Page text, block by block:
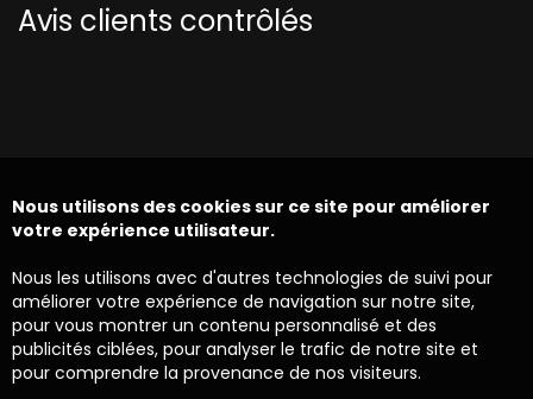
Avis clients contrôlés
Nous utilisons des cookies sur ce site pour améliorer
votre expérience utilisateur.
Nous les utilisons avec d'autres technologies de suivi pour
améliorer votre expérience de navigation sur notre site,
pour vous montrer un contenu personnalisé et des
publicités ciblées, pour analyser le trafic de notre site et
pour comprendre la provenance de nos visiteurs.